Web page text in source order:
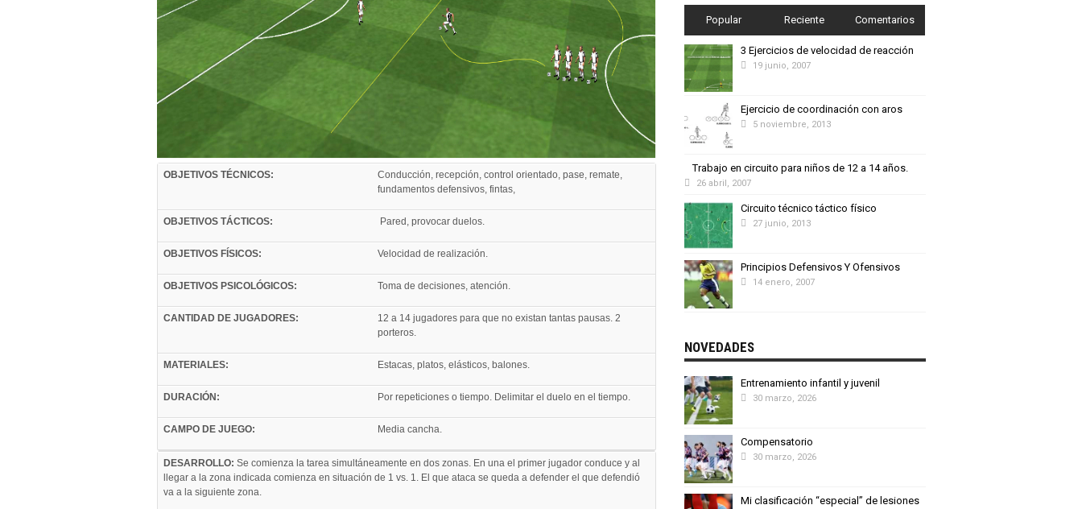
OBJETIVOS TÉCNICOS:
Conducción, recepción, control orientado, pase, remate,
fundamentos defensivos, fintas,
OBJETIVOS TÁCTICOS: Pared, provocar duelos.
OBJETIVOS FÍSICOS: Velocidad de realización.
OBJETIVOS PSICOLÓGICOS: Toma de decisiones, atención.
CANTIDAD DE JUGADORES:
12 a 14 jugadores para que no existan tantas pausas. 2
porteros.
MATERIALES: Estacas, platos, elásticos, balones.
DURACIÓN: Por repeticiones o tiempo. Delimitar el duelo en el tiempo.
CAMPO DE JUEGO: Media cancha.
DESARROLLO: Se comienza la tarea simultáneamente en dos zonas. En una el primer jugador conduce y al
llegar a la zona indicada comienza en situación de 1 vs. 1. El que ataca se queda a defender el que defendió
va a la siguiente zona.
Popular Reciente Comentarios
3 Ejercicios de velocidad de reacción
19 junio, 2007
Ejercicio de coordinación con aros
5 noviembre, 2013
Trabajo en circuito para niños de 12 a 14 años.
26 abril, 2007
Circuito técnico táctico físico
27 junio, 2013
Principios Defensivos Y Ofensivos
14 enero, 2007
NOVEDADES
Entrenamiento infantil y juvenil
30 marzo, 2026
Compensatorio
30 marzo, 2026
Mi clasificación “especial” de lesiones